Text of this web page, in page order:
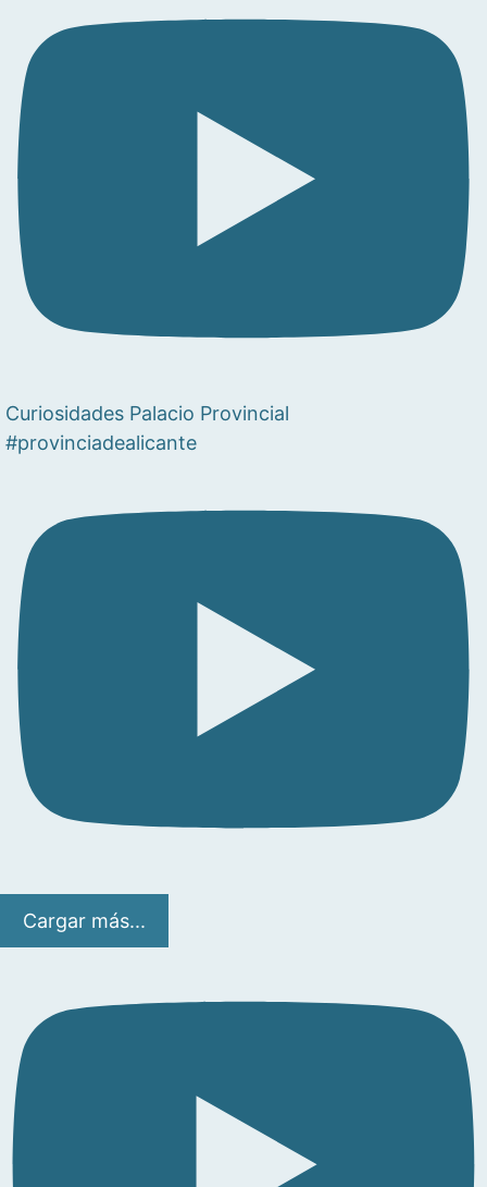
Curiosidades Palacio Provincial
#provinciadealicante
Cargar más...